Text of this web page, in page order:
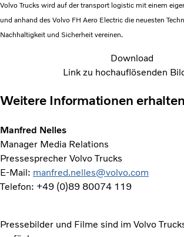
Volvo Trucks wird auf der transport logistic mit einem
und anhand des Volvo FH Aero Electric die neuesten
Nachhaltigkeit und Sicherheit vereinen.
Download
Link zu hochauflösenden
Weitere Informationen
Manfred Nelles
Manager Media Relations
Pressesprecher Volvo Trucks
E-Mail: manfred.nelles@volvo.com
Telefon: +49 (0)89 80074 119
Pressebilder und Filme sind im Volvo